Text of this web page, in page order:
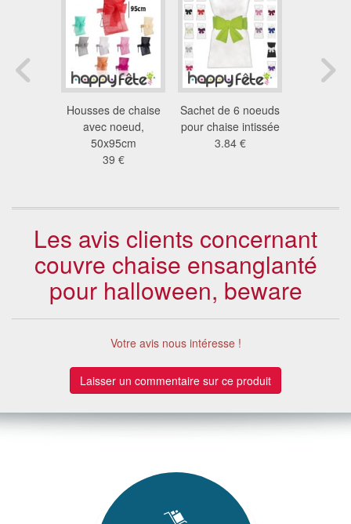
Housses de chaise
avec noeud,
50x95cm
39 €
Sachet de 6 noeuds
pour chaise intissée
3.84 €
Les avis clients concernant
couvre chaise ensanglanté
pour halloween, beware
Votre avis nous intéresse !
Laisser un commentaire sur ce produit